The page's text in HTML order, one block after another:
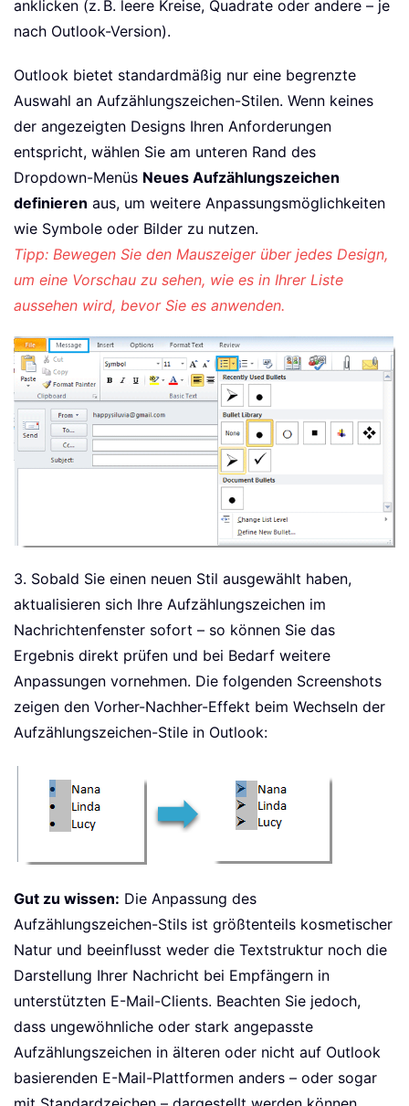
anklicken (z. B. leere Kreise, Quadrate oder andere – je
nach Outlook-Version).
Outlook bietet standardmäßig nur eine begrenzte
Auswahl an Aufzählungszeichen-Stilen. Wenn keines
der angezeigten Designs Ihren Anforderungen
entspricht, wählen Sie am unteren Rand des
Dropdown-Menüs Neues Aufzählungszeichen
definieren aus, um weitere Anpassungsmöglichkeiten
wie Symbole oder Bilder zu nutzen.
Tipp: Bewegen Sie den Mauszeiger über jedes Design,
um eine Vorschau zu sehen, wie es in Ihrer Liste
aussehen wird, bevor Sie es anwenden.
3. Sobald Sie einen neuen Stil ausgewählt haben,
aktualisieren sich Ihre Aufzählungszeichen im
Nachrichtenfenster sofort – so können Sie das
Ergebnis direkt prüfen und bei Bedarf weitere
Anpassungen vornehmen. Die folgenden Screenshots
zeigen den Vorher-Nachher-Effekt beim Wechseln der
Aufzählungszeichen-Stile in Outlook:
Gut zu wissen: Die Anpassung des
Aufzählungszeichen-Stils ist größtenteils kosmetischer
Natur und beeinflusst weder die Textstruktur noch die
Darstellung Ihrer Nachricht bei Empfängern in
unterstützten E-Mail-Clients. Beachten Sie jedoch,
dass ungewöhnliche oder stark angepasste
Aufzählungszeichen in älteren oder nicht auf Outlook
basierenden E-Mail-Plattformen anders – oder sogar